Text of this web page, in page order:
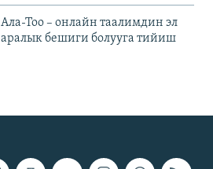
Ала-Тоо – онлайн таалимдин эл
аралык бешиги болууга тийиш